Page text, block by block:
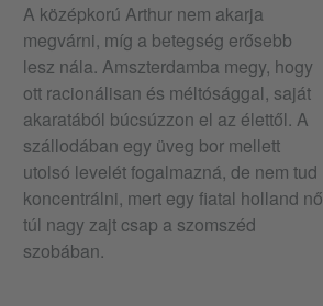
A középkorú Arthur nem akarja
megvárni, míg a betegség erősebb
lesz nála. Amszterdamba megy, hogy
ott racionálisan és méltósággal, saját
akaratából búcsúzzon el az élettől. A
szállodában egy üveg bor mellett
utolsó levelét fogalmazná, de nem tud
koncentrálni, mert egy fiatal holland nő
túl nagy zajt csap a szomszéd
szobában.